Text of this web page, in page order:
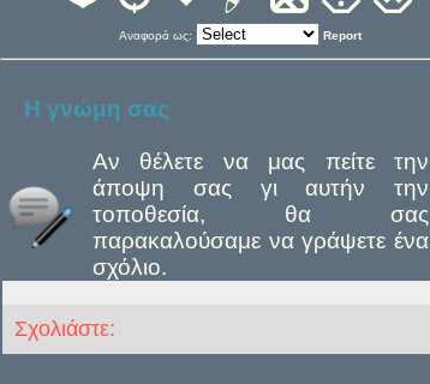
Αναφορά ως: Report
Η γνώμη σας
Αν θέλετε να μας πείτε την
άποψη σας γι αυτήν την
τοποθεσία, θα σας
παρακαλούσαμε να γράψετε ένα
σχόλιο.
Σχολιάστε: